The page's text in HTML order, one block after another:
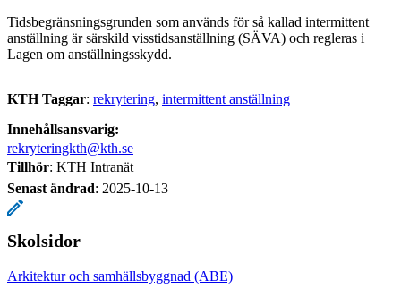
Tidsbegränsningsgrunden som används för så kallad intermittent
anställning är särskild visstidsanställning (SÄVA) och regleras i
Lagen om anställningsskydd.
KTH Taggar: rekrytering intermittent anställning
Innehållsansvarig:
rekryteringkth@kth.se
Tillhör: KTH Intranät
Senast ändrad: 2025-10-13
Skolsidor
Arkitektur och samhällsbyggnad (ABE)